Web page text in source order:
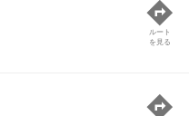
ルート
を見る